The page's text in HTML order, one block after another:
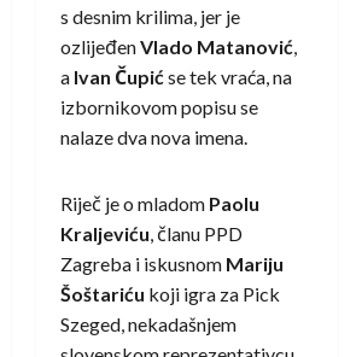
s desnim krilima, jer je
ozlijeđenVlado Matanović,
a Ivan Čupićse tek vraća, na
izbornikovom popisu se
nalaze dva nova imena.
Riječ je o mladom Paolu
Kraljeviću, članu PPD
Zagreba i iskusnom Mariju
Šoštariću koji igra za Pick
Szeged, nekadašnjem